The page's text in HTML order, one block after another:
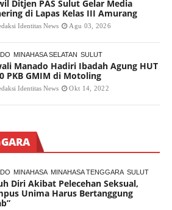
Ditjen PAS Sulut Gelar Media
di Lapas Kelas III Amurang
Identitas News Agu 03, 2026
MINAHASA SELATAN SULUT
Manado Hadiri Ibadah Agung HUT
PKB GMIM di Motoling
Identitas News Okt 14, 2022
MINAHASA MINAHASA TENGGARA SULUT
Diri Akibat Pelecehan Seksual,
Unima Harus Bertanggung